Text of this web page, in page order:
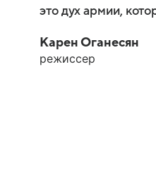
это дух армии,
Карен Оганесян
режиссер